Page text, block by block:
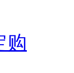
购